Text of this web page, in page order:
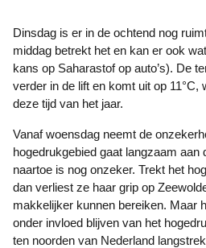
Dinsdag is er in de ochtend nog
middag betrekt het en kan er ook
kans op Saharastof op auto’s). De
verder in de lift en komt uit op 11°C,
deze tijd van het jaar.
Vanaf woensdag neemt de onzekerheid toe. Het
hogedrukgebied gaat langzaam aan
naartoe is nog onzeker. Trekt het
dan verliest ze haar grip op
makkelijker kunnen bereiken. Maar
onder invloed blijven van het
ten noorden van Nederland